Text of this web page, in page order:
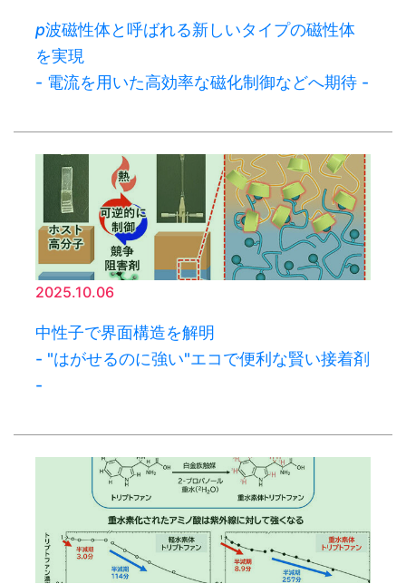
p波磁性体と呼ばれる新しいタイプの磁性体
を実現
- 電流を用いた高効率な磁化制御などへ期待 -
2025.10.06
中性子で界面構造を解明
- "はがせるのに強い"エコで便利な賢い接着剤
-